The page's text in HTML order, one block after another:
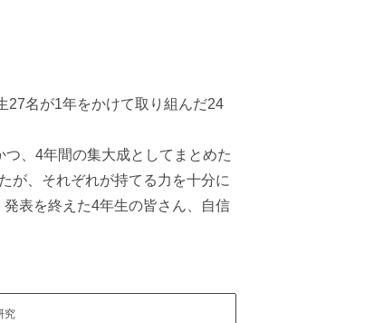
名が1年をかけて取り組んだ24
、4年間の集大成としてまとめた
が、それぞれが持てる力を十分に
表を終えた4年生の皆さん、自信
究